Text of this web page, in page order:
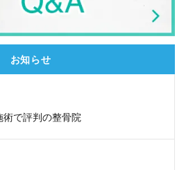
お知らせ
で評判の整骨院